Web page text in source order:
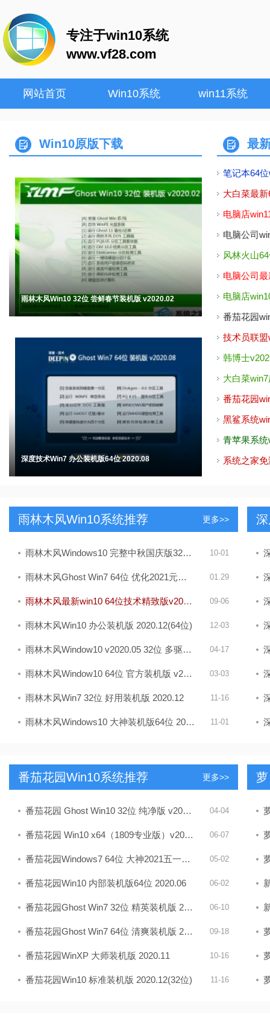
专注于win10系统
www.vf28.com
网站首页 Win10系统 win11系统
Win10原版下载
雨林木风Win10 32位 尝鲜春节装机版 v2020.02
深度技术Win7 办公装机版64位 2020.08
最
笔记本64
大白菜最
电脑店
电脑公司
风林火山
电脑公司
电脑店
番茄花园
技术员联
韩博士
大白菜
番茄花园
黑鲨系统
青苹果系
系统之家
雨林木风win10系统推荐 更多>>
雨林木风Windows10 完整中秋国庆版32位 2020.10 10-01
雨林木风Ghost Win7 64位 优化2021元旦装机版 01.29
雨林木风最新win10 64位技术精致版v2021.10 09-06
雨林木风Win10 办公装机版 2020.12(64位) 12-03
雨林木风Window10 v2020.05 32位 多驱动装机版 04-17
雨林木风Window10 64位 官方装机版 v2020.03 03-03
雨林木风Win7 32位 好用装机版 2020.12 11-16
雨林木风Windows10 大神装机版64位 2019.11 11-01
番茄花园win10系统推荐 更多>>
番茄花园 Ghost Win10 32位 纯净版 v2019.04 04-04
番茄花园 Win10 x64（1809专业版）v2019.06 06-07
番茄花园Windows7 64位 大神2021五一装机版 05-02
番茄花园Win10 内部装机版64位 2020.06 06-02
番茄花园Ghost Win7 32位 精英装机版 2021.07 06-10
番茄花园Ghost Win7 64位 清爽装机版 2020.10 09-18
番茄花园WinXP 大师装机版 2020.11 10-16
番茄花园Win10 标准装机版 2020.12(32位) 11-16